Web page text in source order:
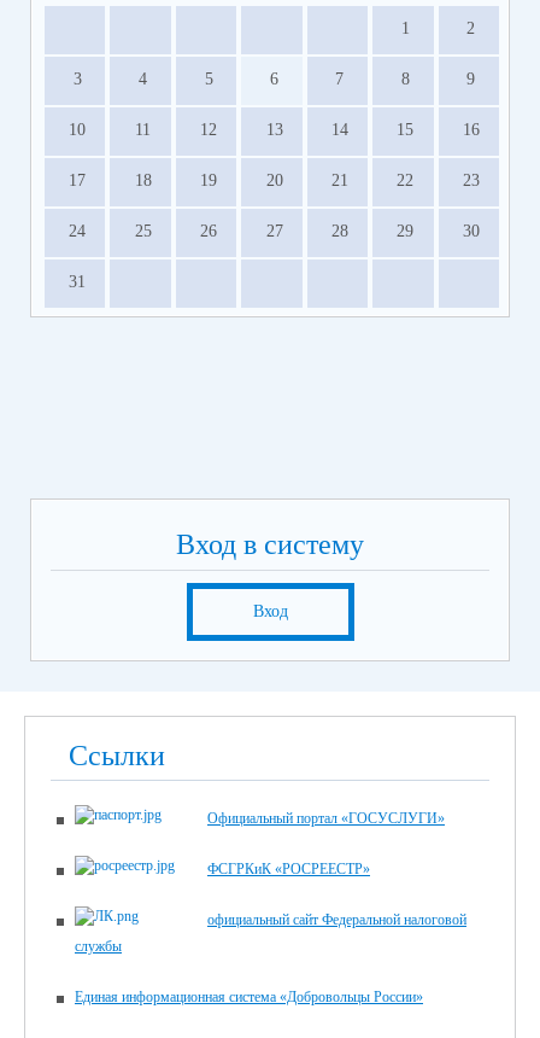
1 2
3 4 5 6 7 8 9
10 11 12 13 14 15 16
17 18 19 20 21 22 23
24 25 26 27 28 29 30
31
Вход в систему
Вход
Ссылки
Официальный портал «ГОСУСЛУГИ»
ФСГРКиК «РОСРЕЕСТР»
официальный сайт Федеральной налоговой
службы
Единая информационная система «Добровольцы России»